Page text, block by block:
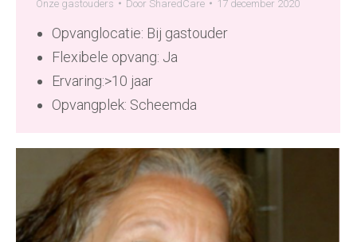
Onze gastouders Door SharedCare 17 december 2020
Opvanglocatie: Bij gastouder
Flexibele opvang: Ja
Ervaring:>10 jaar
Opvangplek: Scheemda